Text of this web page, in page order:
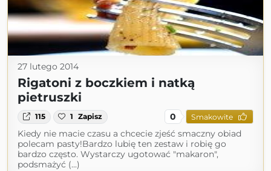
27 lutego 2014
Rigatoni z boczkiem i natką
pietruszki
115 1 Zapisz 0 Smakowite
Kiedy nie macie czasu a chcecie zjeść smaczny obiad
polecam pasty!Bardzo lubię ten zestaw i robię go
bardzo często. Wystarczy ugotować "makaron",
podsmażyć (...)